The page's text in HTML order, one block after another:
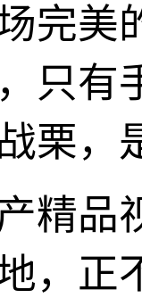
完美
只有
栗，
精品
，正